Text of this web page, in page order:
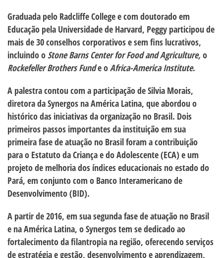
Graduada pelo Radcliffe College e com doutorado em
Educação pela Universidade de Harvard, Peggy participou de
mais de 30 conselhos corporativos e sem fins lucrativos,
incluindo oStone Barns Center for Food and Agriculture, o
Rockefeller Brothers Funde oAfrica-America Institute.
A palestra contou com a participação de Silvia Morais,
diretora da Synergos na América Latina, que abordou o
histórico das iniciativas da organização no Brasil. Dois
primeiros passos importantes da instituição em sua
primeira fase de atuação no Brasil foram a contribuição
para o Estatuto da Criança e do Adolescente (ECA) e um
projeto de melhoria dos índices educacionais no estado do
Pará, em conjunto com o Banco Interamericano de
Desenvolvimento (BID).
A partir de 2016, em sua segunda fase de atuação no Brasil
e na América Latina, o Synergos tem se dedicado ao
fortalecimento da filantropia na região, oferecendo serviços
de estratégia e gestão, desenvolvimento e aprendizagem,